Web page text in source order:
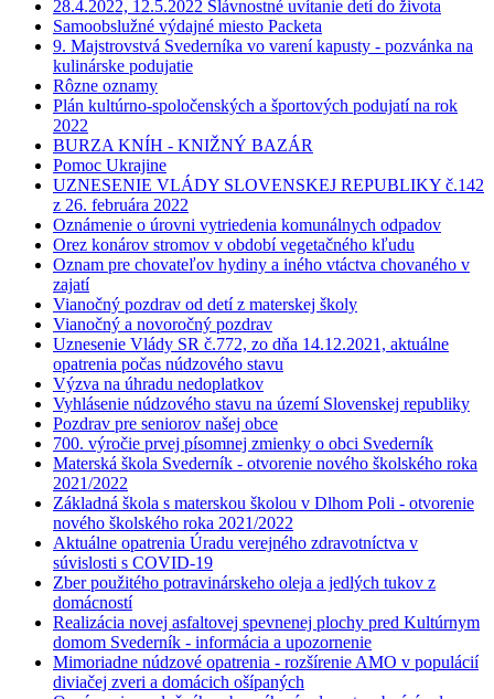
28.4.2022, 12.5.2022 Slávnostné uvítanie detí do života
Samoobslužné výdajné miesto Packeta
9. Majstrovstvá Svederníka vo varení kapusty - pozvánka na
kulinárske podujatie
Rôzne oznamy
Plán kultúrno-spoločenských a športových podujatí na rok
2022
BURZA KNÍH - KNIŽNÝ BAZÁR
Pomoc Ukrajine
UZNESENIE VLÁDY SLOVENSKEJ REPUBLIKY č.142
z 26. februára 2022
Oznámenie o úrovni vytriedenia komunálnych odpadov
Orez konárov stromov v období vegetačného kľudu
Oznam pre chovateľov hydiny a iného vtáctva chovaného v
zajatí
Vianočný pozdrav od detí z materskej školy
Vianočný a novoročný pozdrav
Uznesenie Vlády SR č.772, zo dňa 14.12.2021, aktuálne
opatrenia počas núdzového stavu
Výzva na úhradu nedoplatkov
Vyhlásenie núdzového stavu na území Slovenskej republiky
Pozdrav pre seniorov našej obce
700. výročie prvej písomnej zmienky o obci Svederník
Materská škola Svederník - otvorenie nového školského roka
2021/2022
Základná škola s materskou školou v Dlhom Poli - otvorenie
nového školského roka 2021/2022
Aktuálne opatrenia Úradu verejného zdravotníctva v
súvislosti s COVID-19
Zber použitého potravinárskeho oleja a jedlých tukov z
domácností
Realizácia novej asfaltovej spevnenej plochy pred Kultúrnym
domom Svederník - informácia a upozornenie
Mimoriadne núdzové opatrenia - rozšírenie AMO v populácií
diviačej zveri a domácich ošípaných